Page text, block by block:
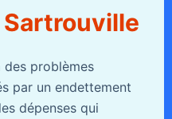
problèmes
par un endettement
dépenses qui